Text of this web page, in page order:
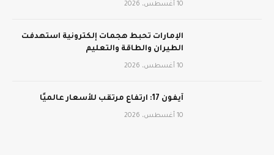
10 أغسطس، 2026
الإمارات تحبط هجمات إلكترونية استهدفت
الطيران والطاقة والتعليم
10 أغسطس، 2026
آيفون 17: ارتفاع مرتقب للأسعار عالميًا
10 أغسطس، 2026